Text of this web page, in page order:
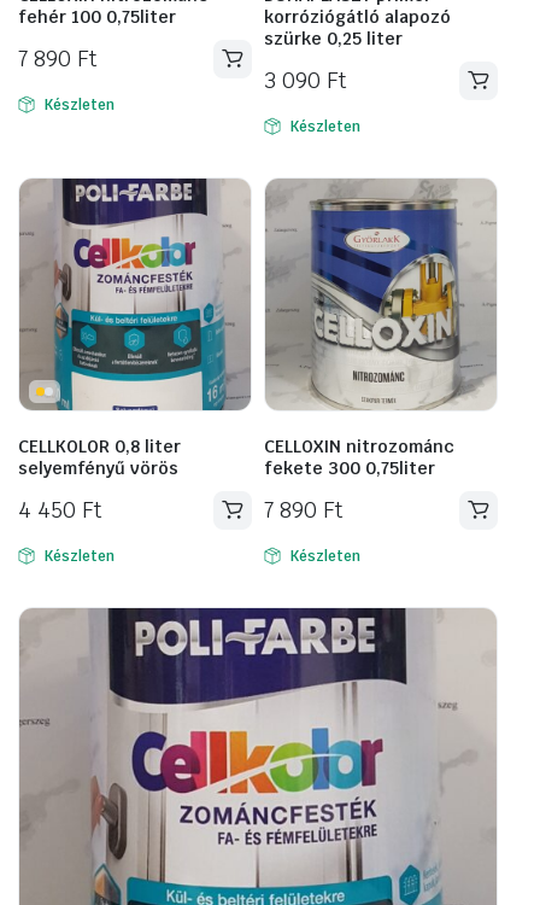
fehér 100 0,75liter
7 890 Ft
Készleten
korróziógátló alapozó
szürke 0,25 liter
3 090 Ft
Készleten
CELLKOLOR 0,8 liter
selyemfényű vörös
4 450 Ft
Készleten
CELLOXIN nitrozománc
fekete 300 0,75liter
7 890 Ft
Készleten